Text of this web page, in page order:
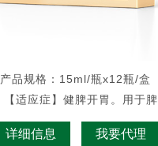
产品规格： 15ml/瓶x12瓶/盒
【适应症】健脾开胃。用于脾胃虚
详细信息 我要代理